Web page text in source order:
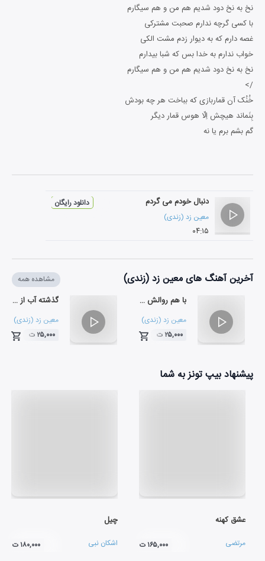
نخ به نخ دود شدیم هم من و هم سیگارم
با کسی گرچه ندارم صحبت مشترکی
غصه دارم که به دیوار زدم مشت الکی
خواب ندارم به خدا بس که شبا بیدارم
نخ به نخ دود شدیم هم من و هم سیگارم
/>
خُنُک آن قماربازی که بباخت هر چه بودش
بِنَماند هیچش اِلّا هوس قمار دیگر
گم بشم برم یا نه
دنبال خودم می گردم
معین زد (زندی)
۰۴:۱۵
دانلود رایگان
آخرین آهنگ های معین زد (زندی) مشاهده همه
با هم روالش میکنیم
معین زد (زندی)
۰۳:۲۴
۲۵,۰۰۰ ت
گذشته آب از سر من
معین زد (زندی)
۰۴:۳۸
۲۵,۰۰۰ ت
پیشنهاد بیپ تونز به شما
عشق کهنه
مرتضی ۱۶۵,۰۰۰ ت
چیل
اشکان نبی ۱۸۰,۰۰۰ ت